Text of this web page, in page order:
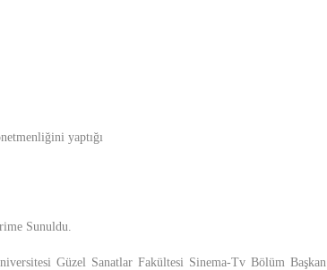
yaptığı
Sunuldu.
Güzel Sanatlar Fakültesi Sinema-Tv Bölüm Başkan